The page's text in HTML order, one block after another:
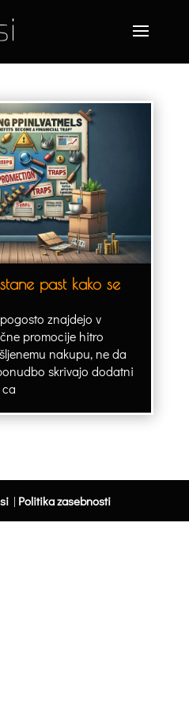
past kako se
znajdejo v
promocije hitro
nakupu, ne da
skrivajo dodatni
| Politika zasebnosti